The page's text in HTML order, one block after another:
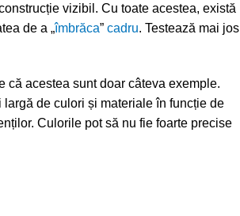
vizibil. Cu toate acestea, există
de a „îmbrăca” cadru. Testează mai jos
că acestea sunt doar câteva exemple.
largă de culori și materiale în funcție de
Culorile pot să nu fie foarte precise